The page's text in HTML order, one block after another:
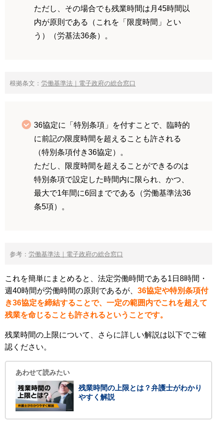
ただし、その場合でも残業時間は月45時間以
内が原則である（これを「限度時間」とい
う）（労基法36条）。
根拠条文： 労働基準法｜電子政府の総合窓口
36協定に「特別条項」を付すことで、臨時的
に前記の限度時間を超えることも許される
（特別条項付き36協定）。
ただし、限度時間を超えることができるのは
特別条項で設定した時間内に限られ、かつ、
最大で1年間に6回までである（労働基準法36
条5項）。
参考： 労働基準法｜電子政府の総合窓口
これを簡単にまとめると、法定労働時間である1日8時間・
週40時間が労働時間の原則であるが、 36協定や特別条項付
き36協定を締結することで、一定の範囲内でこれを超えて
残業を命じることも許されるということです。
残業時間の上限について、さらに詳しい解説は以下でご確
認ください。
あわせて読みたい
残業時間の上限とは？弁護士がわかり
やすく解説